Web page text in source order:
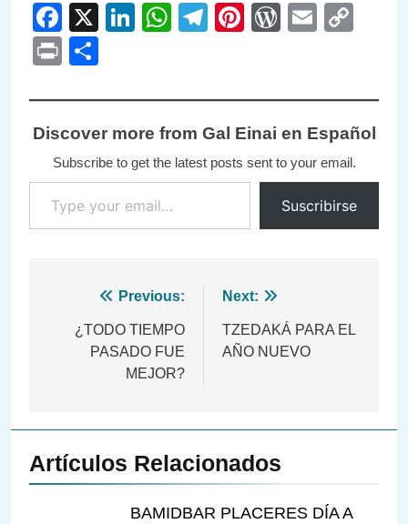
Facebook
X LinkedIn
WhatsApp
Telegram
PinterestEmail
Print
Discover more from Gal Einai en Español
Subscribe to get the latest posts sent to your email.
Type your email…
Suscribirse
Navegación
entradas
Previous:
¿TODO TIEMPO
PASADO FUE
MEJOR?
Next:
TZEDAKÁ PARA EL
AÑO NUEVO
Artículos Relacionados
BAMIDBAR PLACERES DÍA A